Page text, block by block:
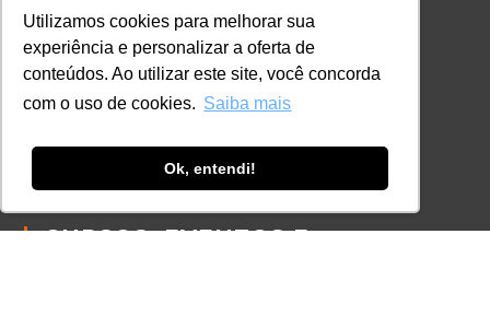
Utilizamos cookies para melhorar sua
experiência e personalizar a oferta de
conteúdos. Ao utilizar este site, você concorda
com o uso de cookies. Saiba mais
Ok, entendi!
Política de Cookies
Código de Conduta
Política Anticorrupção
GRADUAÇÃO
Autenticação de documentos
CURSOS, EVENTOS E